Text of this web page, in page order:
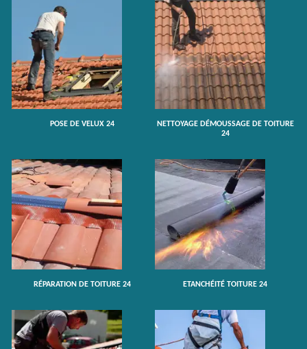
POSE DE VELUX 24
NETTOYAGE DÉMOUSSAGE DE TOITURE
24
RÉPARATION DE TOITURE 24 ETANCHÉITÉ TOITURE 24